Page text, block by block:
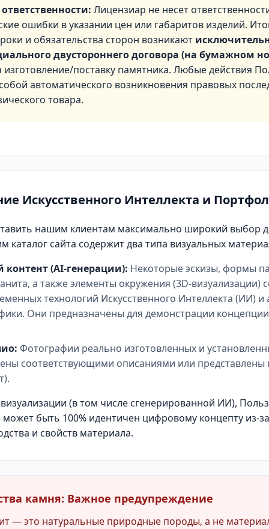
Лицензиар не несет
ошибки в указании цен или габаритов изделий.
и обязательства сторон возникают
двустороннего договора (на бумажном
поставку памятника. Любые действия
автоматического возникновения правовых
товара.
Искусственного Интеллекта и
нашим клиентам максимально широкий выбор
каталог сайта содержит два типа визуальных
(AI-генерации): Некоторые эскизы, формы
а также элементы окружения (3D-визуализации)
технологий Искусственного Интеллекта (ИИ) и
Они предназначены для демонстрации
Фотографии реально изготовленных и
соответствующими описаниями или представлены
(в том числе сгенерированной ИИ),
быть 100% идентичен цифровому концепту из-
и свойств материала.
камня: Важное предупреждение
— это натуральные природные породы, а не